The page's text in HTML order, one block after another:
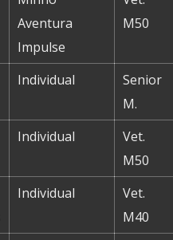
Aventura
Impulse
M50
Individual
Senior
M.
Individual
Vet.
M50
Individual
Vet.
M40